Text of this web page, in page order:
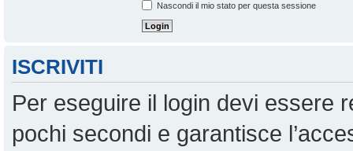
Nascondi il mio stato per questa sessione
ISCRIVITI
Per eseguire il login devi essere
pochi secondi e garantisce